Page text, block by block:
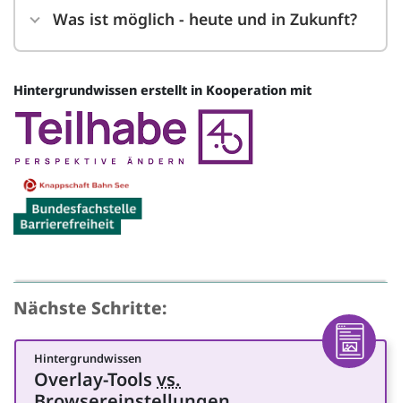
Was ist möglich - heute und in Zukunft?
Quelle
Hintergrundwissen erstellt in Kooperation mit
Nächste Schritte:
Hintergrundwissen
für Management
Overlay-Tools vs.
Artikel